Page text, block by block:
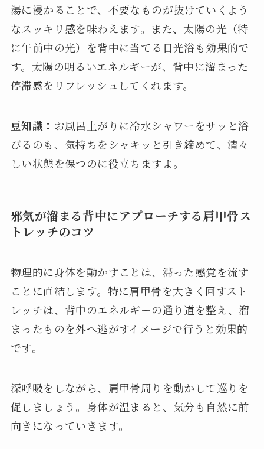
湯に浸かることで、不要なものが抜けていくよう
なスッキリ感を味わえます。また、太陽の光（特
に午前中の光）を背中に当てる日光浴も効果的で
す。太陽の明るいエネルギーが、背中に溜まった
停滞感をリフレッシュしてくれます。
豆知識： お風呂上がりに冷水シャワーをサッと浴
びるのも、気持ちをシャキッと引き締めて、清々
しい状態を保つのに役立ちますよ。
邪気が溜まる背中にアプローチする肩甲骨ス
トレッチのコツ
物理的に身体を動かすことは、滞った感覚を流す
ことに直結します。特に肩甲骨を大きく回すスト
レッチは、背中のエネルギーの通り道を整え、溜
まったものを外へ逃がすイメージで行うと効果的
です。
深呼吸をしながら、肩甲骨周りを動かして巡りを
促しましょう。身体が温まると、気分も自然に前
向きになっていきます。